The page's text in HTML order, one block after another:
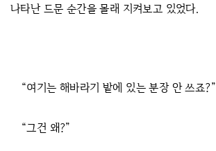
나타난 드문 순간을 몰래 지켜보고 있었다.
“여기는 해바라기 밭에 있는 분장 안 쓰죠?”
“그건 왜?”